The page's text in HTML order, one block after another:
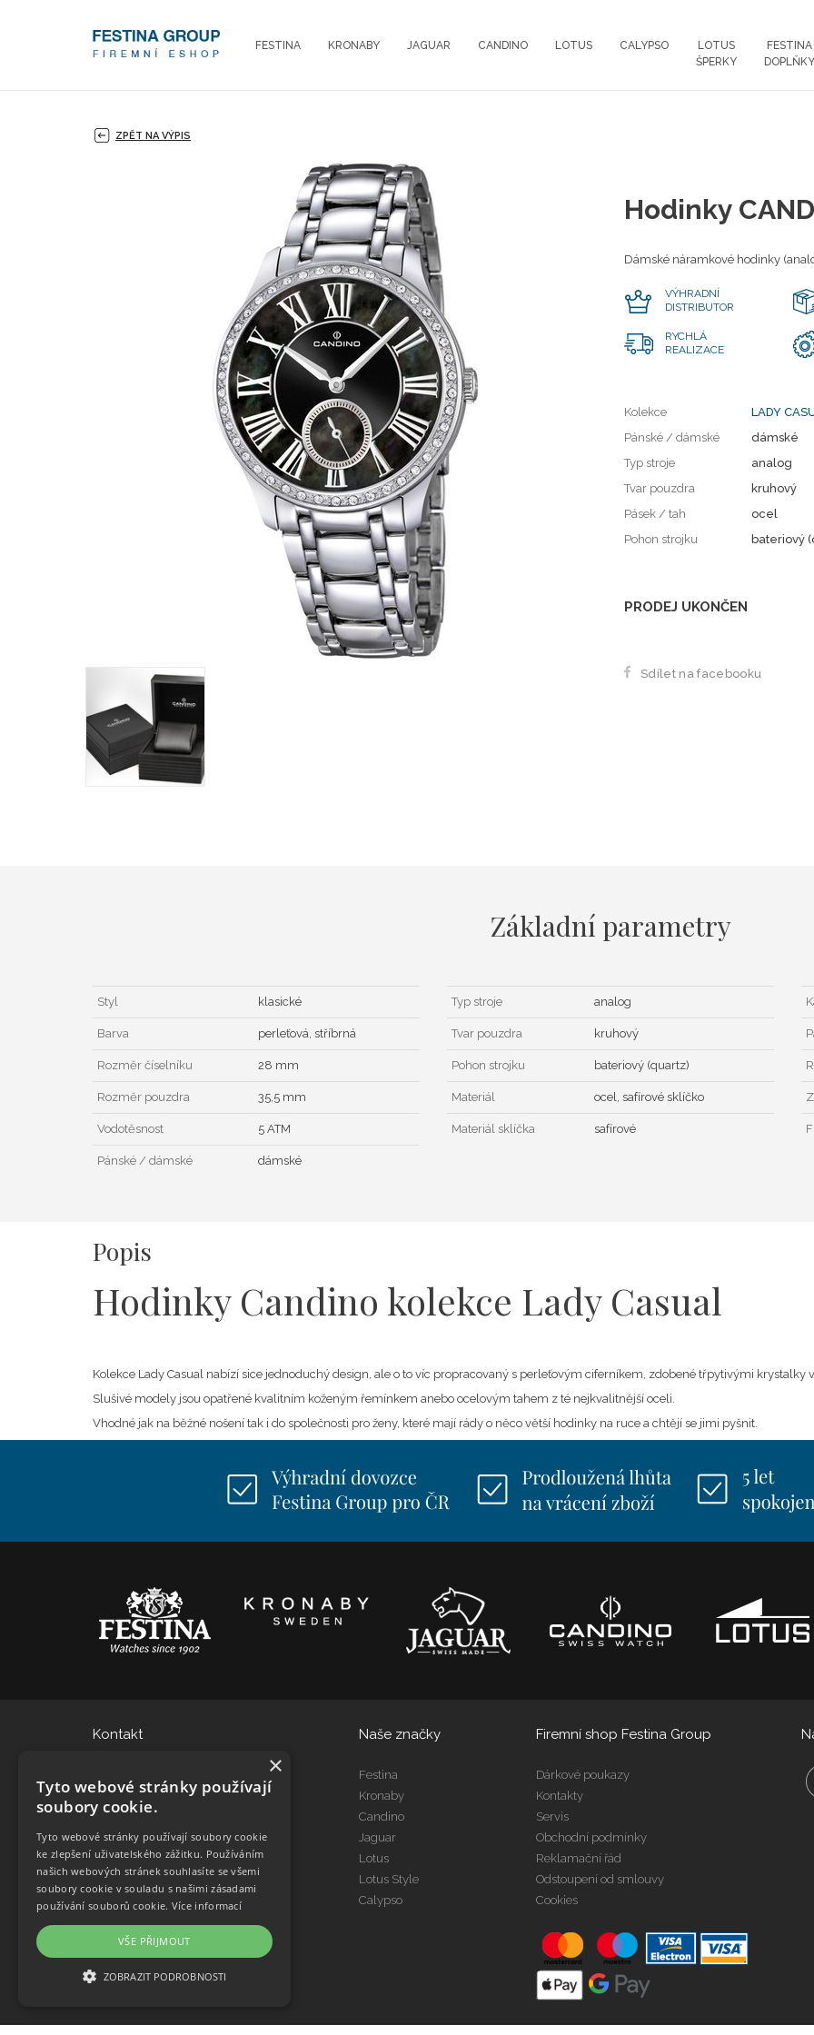
FESTINA KRONABY JAGUAR CANDINO LOTUS CALYPSO
LOTUS
ŠPERKY
FESTINA
DOPLŇKY
ZPĚT NA VÝPIS
Hodinky
Dámské náramkové hodinky
VÝHRADNÍ
DISTRIBUTOR
RYCHLÁ
REALIZACE
Kolekce
LADY
Pánské / dámské
dámské
Typ stroje
analog
Tvar pouzdra
kruhový
Pásek / tah
ocel
Pohon strojku
bateriový
PRODEJ UKONČEN
Sdílet na facebooku
Základní parametry
Styl klasické
Barva perleťová, stříbrná
Rozměr číselníku 28 mm
Rozměr pouzdra 35,5 mm
Vodotěsnost 5 ATM
Pánské / dámské dámské
Typ stroje analog
Tvar pouzdra kruhový
Pohon strojku bateriový (quartz)
Materiál ocel, safírové sklíčko
Materiál sklíčka safírové
Popis
Hodinky Candino kolekce Lady Casual
Kolekce Lady Casual nabízí sice jednoduchý design, ale o to víc propracovaný s perleťovým ciferníkem, zdobené třpytivými krystalky
Slušivé modely jsou opatřené kvalitním koženým řemínkem anebo ocelovým tahem z té nejkvalitnější oceli.
Vhodné jak na běžné nošení tak i do společnosti pro ženy, které mají rády o něco větší hodinky na ruce a chtějí se jimi pyšnit.
Kontakt
466 615 080
Kontakt Servis
servis@dtgroup.cz
466 615 078
Naše značky
Festina
Kronaby
Candino
Jaguar
Lotus
Lotus Style
Calypso
Firemní shop Festina Group
Dárkové poukazy
Kontakty
Servis
Obchodní podmínky
Reklamační řád
Odstoupení od smlouvy
Cookies
×
Tyto webové stránky používají
soubory cookie.
Tyto webové stránky používají soubory cookie
ke zlepšení uživatelského zážitku. Používáním
našich webových stránek souhlasíte se všemi
soubory cookie v souladu s našimi zásadami
používání souborů cookie. Více informací
VŠE PŘIJMOUT
ZOBRAZIT PODROBNOSTI